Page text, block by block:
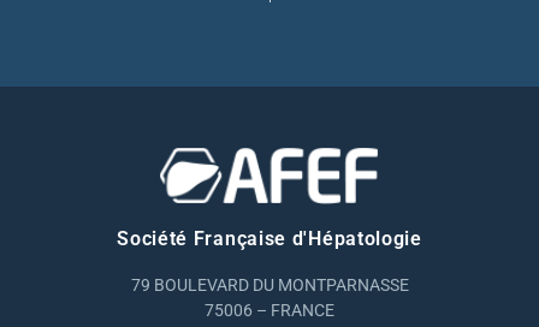
Société Française d'Hépatologie
79 BOULEVARD DU MONTPARNASSE
75006 – FRANCE